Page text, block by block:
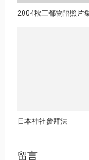
2004秋三都物語照片
日本神社參拜法
留言